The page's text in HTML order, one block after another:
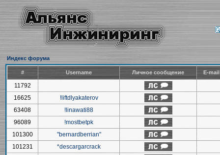
Индекс форума
# Username Личное сообщение E-
11792
16625
!liftdlyakaterov
63408
!linawati88
96089
!mostbetpk
101300
"bernardberrian"
101231
*descargarcrack